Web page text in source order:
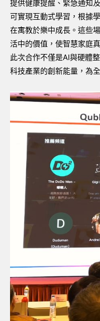
提供健康提醒、緊急通知
可實現互動式學習，根據
在寓教於樂中成長。這些
活中的價值，使智慧家庭
此次合作不僅是AI與硬體
科技產業的創新能量，為